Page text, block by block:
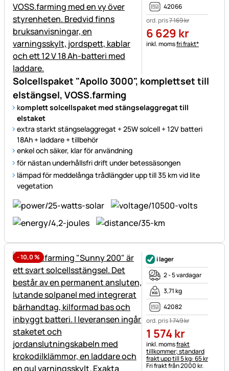
Solcellspaket "Apollo 3000", komplettset till
elstängsel, VOSS.farming
komplett solcellspaket med stängselaggregat till
elstaket
extra starkt stängselaggregat + 25W solcell + 12V batteri
18Ah + laddare + tillbehör
enkel och säker, klar för användning
för nästan underhållsfri drift under betessäsongen
lämpad för meddelånga trådlängder upp till 35 km vid lite
vegetation
42066
ord. pris7 169kr
6 629 kr
Skatteinformation:
inkl. momsfri frakt*
-10,0%
i lager
2 - 5 vardagar
3,71 kg
42082
ord. pris1 749kr
1 574kr
Skatteinformation:
inkl. momsfrakt
tillkommer; standard
frakt upp till 5 kg: 65 kr
Fri frakt från 2000 kr.